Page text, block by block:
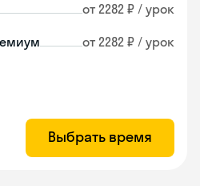
от 2282 ₽ / урок
от 2282 ₽ / урок
Выбрать время